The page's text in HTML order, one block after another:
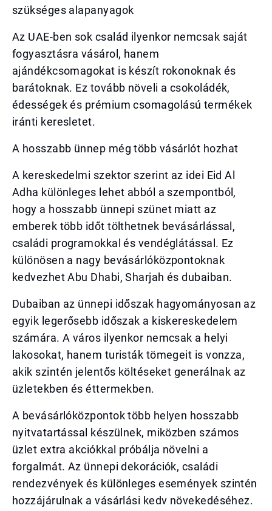
szükséges alapanyagok
Az UAE-ben sok család ilyenkor nemcsak saját
fogyasztásra vásárol, hanem
ajándékcsomagokat is készít rokonoknak és
barátoknak. Ez tovább növeli a csokoládék,
édességek és prémium csomagolású termékek
iránti keresletet.
A hosszabb ünnep még több vásárlót hozhat
A kereskedelmi szektor szerint az idei Eid Al
Adha különleges lehet abból a szempontból,
hogy a hosszabb ünnepi szünet miatt az
emberek több időt tölthetnek bevásárlással,
családi programokkal és vendéglátással. Ez
különösen a nagy bevásárlóközpontoknak
kedvezhet Abu Dhabi, Sharjah és dubaiban.
Dubaiban az ünnepi időszak hagyományosan az
egyik legerősebb időszak a kiskereskedelem
számára. A város ilyenkor nemcsak a helyi
lakosokat, hanem turisták tömegeit is vonzza,
akik szintén jelentős költéseket generálnak az
üzletekben és éttermekben.
A bevásárlóközpontok több helyen hosszabb
nyitvatartással készülnek, miközben számos
üzlet extra akciókkal próbálja növelni a
forgalmát. Az ünnepi dekorációk, családi
rendezvények és különleges események szintén
hozzájárulnak a vásárlási kedv növekedéséhez.